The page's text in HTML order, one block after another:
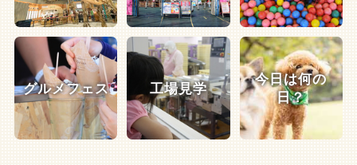
グルメフェス 工場見学
今日は何の
日？